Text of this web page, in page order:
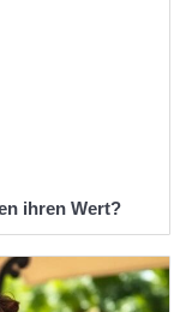
ihren Wert?